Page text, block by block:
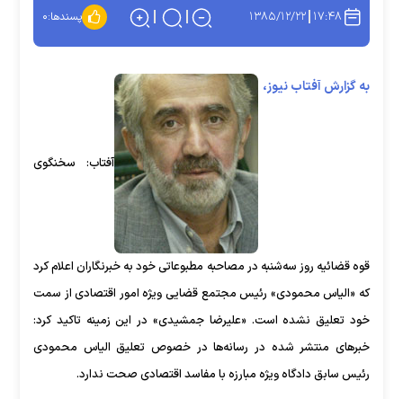
۱۷:۴۸ ۱۳۸۵/۱۲/۲۲ پسندها:۰
به گزارش آفتاب نیوز،
آفتاب: سخنگوی
قوه قضائیه روز سه‌شنبه در مصاحبه مطبوعاتی خود به خبرنگاران اعلام کرد
که «الیاس محمودی» رئیس مجتمع قضایی ویژه امور اقتصادی از سمت
خود تعلیق نشده ‌است. «علیرضا جمشیدی» در این زمینه تاکید کرد:
خبرهای منتشر شده در رسانه‌ها در خصوص تعلیق الیاس محمودی
رئیس سابق دادگاه ویژه مبارزه با مفاسد اقتصادی صحت ندارد.